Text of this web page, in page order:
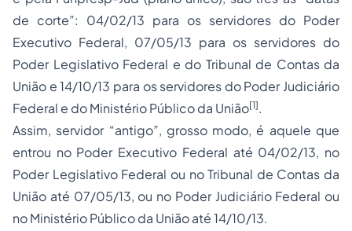
de corte”: 04/02/13 para os servidores do Poder
Executivo Federal, 07/05/13 para os servidores do
Poder Legislativo Federal e do Tribunal de Contasda
União e 14/10/13 para os servidores do Poder Judiciário
Federal e do Ministério Público da União[1].
Assim, servidor “antigo”, grosso modo, é aquele que
entrou no Poder Executivo Federal até 04/02/13, no
Poder Legislativo Federal ou no Tribunal de Contas da
União até 07/05/13, ou no Poder Judiciário Federal ou
no Ministério Público da União até 14/10/13.